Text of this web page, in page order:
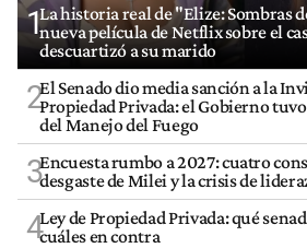
1La historia real de "Elize: Sombras
nueva película de Netflix sobre el
descuartizó a su marido
2El Senado dio media sanción a la
Propiedad Privada: el Gobierno
del Manejo del Fuego
3Encuesta rumbo a 2027: cuatro
desgaste de Milei y la crisis de
4Ley de Propiedad Privada: qué
cuáles en contra